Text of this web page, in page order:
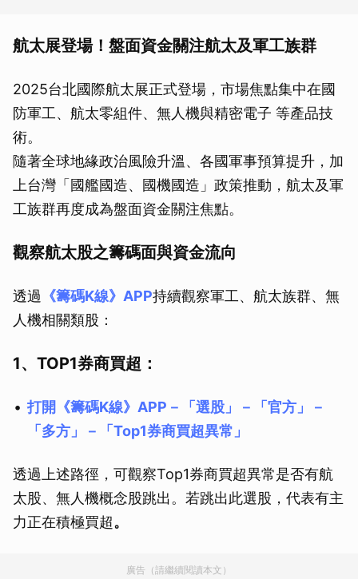
航太展登場！盤面資金關注航太及軍工族群
2025台北國際航太展正式登場，市場焦點集中在國
防軍工、航太零組件、無人機與精密電子 等產品技
術。
隨著全球地緣政治風險升溫、各國軍事預算提升，加
上台灣「國艦國造、國機國造」政策推動，航太及軍
工族群再度成為盤面資金關注焦點。
觀察航太股之籌碼面與資金流向
透過 《籌碼K線》APP持續觀察軍工、航太族群、無
人機相關類股：
1、TOP1券商買超：
打開《籌碼K線》APP－「選股」－「官方」－
「多方」－「Top1券商買超異常」
透過上述路徑，可觀察Top1券商買超異常是否有航
太股、無人機概念股跳出。若跳出此選股，代表有主
力正在積極買超。
廣告（請繼續閱讀本文）